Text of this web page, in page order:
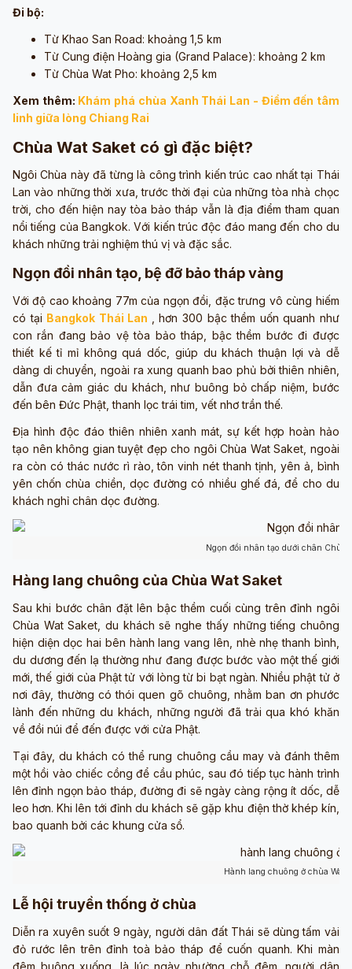
Đi bộ:
Từ Khao San Road: khoảng 1,5 km
Từ Cung điện Hoàng gia (Grand Palace): khoảng 2 km
Từ Chùa Wat Pho: khoảng 2,5 km
Xem thêm: Khám phá chùa Xanh Thái Lan - Điểm đến tâm
linh giữa lòng Chiang Rai
Chùa Wat Saket có gì đặc biệt?
Ngôi Chùa này đã từng là công trình kiến trúc cao nhất tại Thái
Lan vào những thời xưa, trước thời đại của những tòa nhà chọc
trời, cho đến hiện nay tòa bảo tháp vẫn là địa điểm tham quan
nổi tiếng của Bangkok. Với kiến trúc độc đáo mang đến cho du
khách những trải nghiệm thú vị và đặc sắc.
Ngọn đồi nhân tạo, bệ đỡ bảo tháp vàng
Với độ cao khoảng 77m của ngọn đồi, đặc trưng vô cùng hiếm
có tại Bangkok Thái Lan
, hơn 300 bậc thềm uốn quanh như
con rắn đang bảo vệ tòa bảo tháp, bậc thềm bước đi được
thiết kế tỉ mỉ không quá dốc, giúp du khách thuận lợi và dễ
dàng di chuyển, ngoài ra xung quanh bao phủ bởi thiên nhiên,
dẫn đưa cảm giác du khách, như buông bỏ chấp niệm, bước
đến bên Đức Phật, thanh lọc trái tim, vết nhơ trần thế.
Địa hình độc đáo thiên nhiên xanh mát, sự kết hợp hoàn hảo
tạo nên không gian tuyệt đẹp cho ngôi Chùa Wat Saket, ngoài
ra còn có thác nước rì rào, tôn vinh nét thanh tịnh, yên ả, bình
yên chốn chùa chiền, dọc đường có nhiều ghế đá, để cho du
khách nghỉ chân dọc đường.
Ngọn đồi nhân tạo dưới chân Chùa
Hàng lang chuông của Chùa Wat Saket
Sau khi bước chân đặt lên bậc thềm cuối cùng trên đỉnh ngôi
Chùa Wat Saket, du khách sẽ nghe thấy những tiếng chuông
hiện diện dọc hai bên hành lang vang lên, nhè nhẹ thanh bình,
du dương đến lạ thường như đang được bước vào một thế giới
mới, thế giới của Phật tử với lòng từ bi bạt ngàn. Nhiều phật tử ở
nơi đây, thường có thói quen gõ chuông, nhằm ban ơn phước
lành đến những du khách, những người đã trải qua khó khăn
về đồi núi để đến được với cửa Phật.
Tại đây, du khách có thể rung chuông cầu may và đánh thêm
một hồi vào chiếc cồng để cầu phúc, sau đó tiếp tục hành trình
lên đỉnh ngọn bảo tháp, đường đi sẽ ngày càng rộng ít dốc, dễ
leo hơn. Khi lên tới đỉnh du khách sẽ gặp khu điện thờ khép kín,
bao quanh bởi các khung cửa sổ.
Hành lang chuông ở chùa Wat
Lễ hội truyền thống ở chùa
Diễn ra xuyên suốt 9 ngày, người dân đất Thái sẽ dùng tấm vải
đỏ rước lên trên đỉnh toà bảo tháp để cuốn quanh. Khi màn